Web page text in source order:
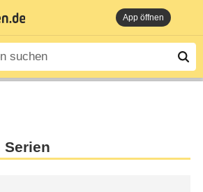
App öffnen
Serien